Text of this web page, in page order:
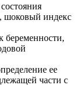
шоковый индекс
беременности,
ее
части с